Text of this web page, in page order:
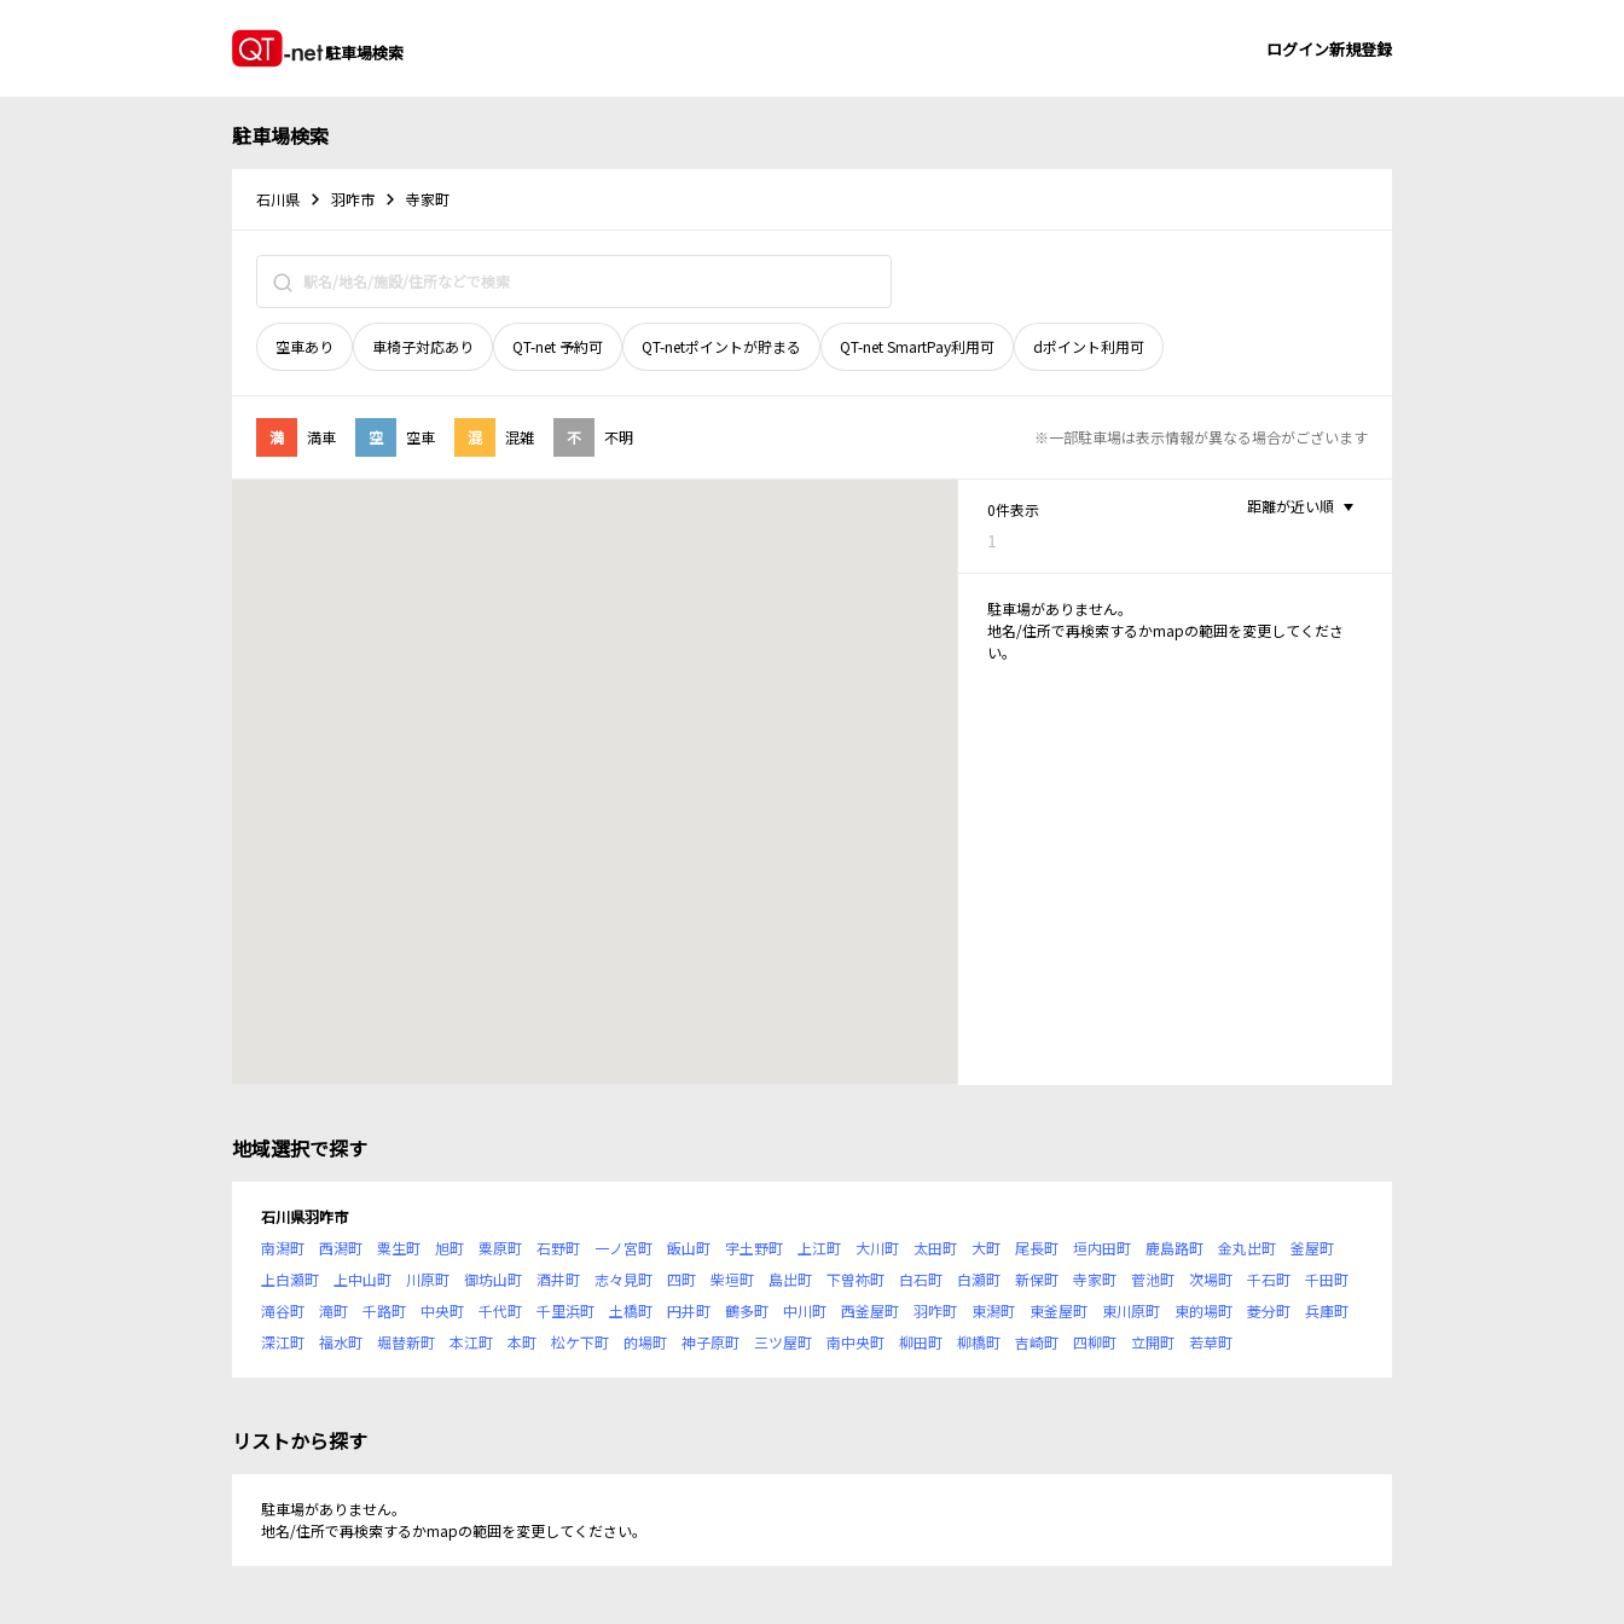
駐車場検索 ログイン新規登録
駐車場検索
石川県 羽咋市 寺家町
空車あり 車椅子対応あり QT-net 予約可 QT-netポイントが貯まる QT-net SmartPay利用可 dポイント利用可
満 満車 空 空車 混 混雑 不 不明 ※一部駐車場は表示情報が異なる場合がございます
0件表示
1
距離が近い順
駐車場がありません。
地名/住所で再検索するかmapの範囲を変更してくださ
い。
地域選択で探す
石川県羽咋市
南潟町
西潟町 粟生町 旭町 粟原町 石野町 一ノ宮町 飯山町 宇土野町 上江町 大川町 太田町 大町 尾長町 垣内田町 鹿島路町 金丸出町
釜屋町
上白瀬町
上中山町 川原町 御坊山町 酒井町 志々見町 四町 柴垣町 島出町 下曽祢町 白石町 白瀬町 新保町 寺家町 菅池町 次場町 千石町
千田町
滝谷町
滝町 千路町 中央町 千代町 千里浜町 土橋町 円井町 鶴多町 中川町 西釜屋町 羽咋町 東潟町 東釜屋町 東川原町 東的場町 菱分町
兵庫町
深江町
福水町 堀替新町 本江町 本町 松ケ下町 的場町 神子原町 三ツ屋町 南中央町 柳田町 柳橋町 吉崎町 四柳町 立開町 若草町
リストから探す
駐車場がありません。
地名/住所で再検索するかmapの範囲を変更してください。